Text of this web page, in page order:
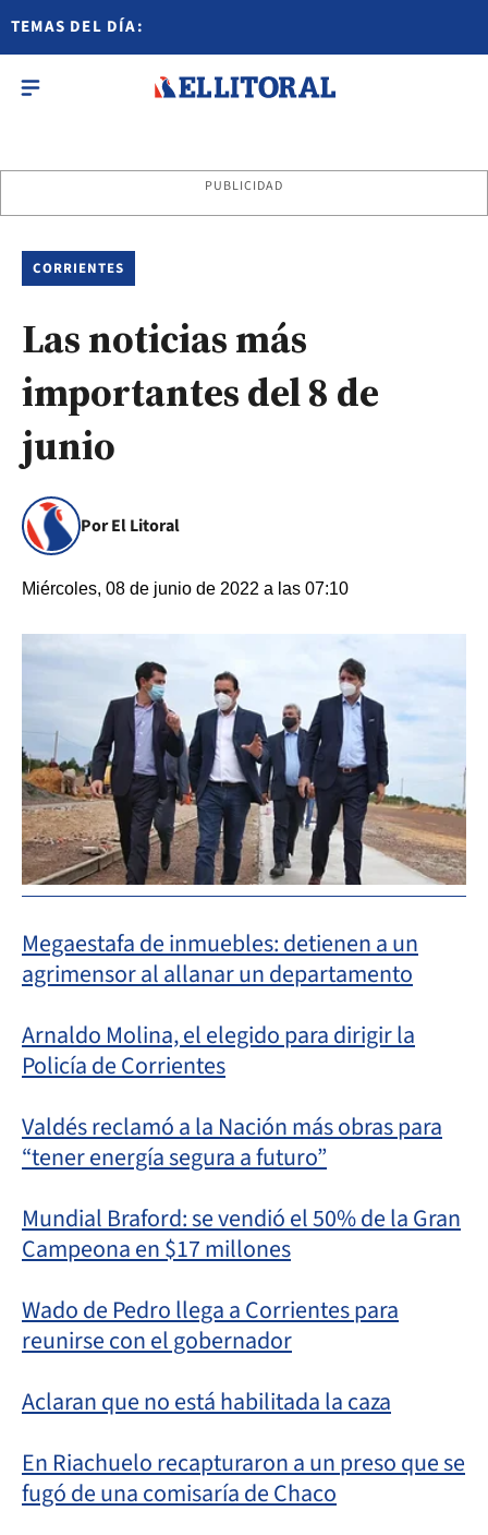
TEMAS DEL DÍA:
PUBLICIDAD
CORRIENTES
Las noticias más
importantes del 8 de
junio
Por El Litoral
Miércoles, 08 de junio de 2022 a las 07:10
Megaestafa de inmuebles: detienen a un
agrimensor al allanar un departamento
Arnaldo Molina, el elegido para dirigir la
Policía de Corrientes
Valdés reclamó a la Nación más obras para
“tener energía segura a futuro”
Mundial Braford: se vendió el 50% de la Gran
Campeona en $17 millones
Wado de Pedro llega a Corrientes para
reunirse con el gobernador
Aclaran que no está habilitada la caza
En Riachuelo recapturaron a un preso que se
fugó de una comisaría de Chaco